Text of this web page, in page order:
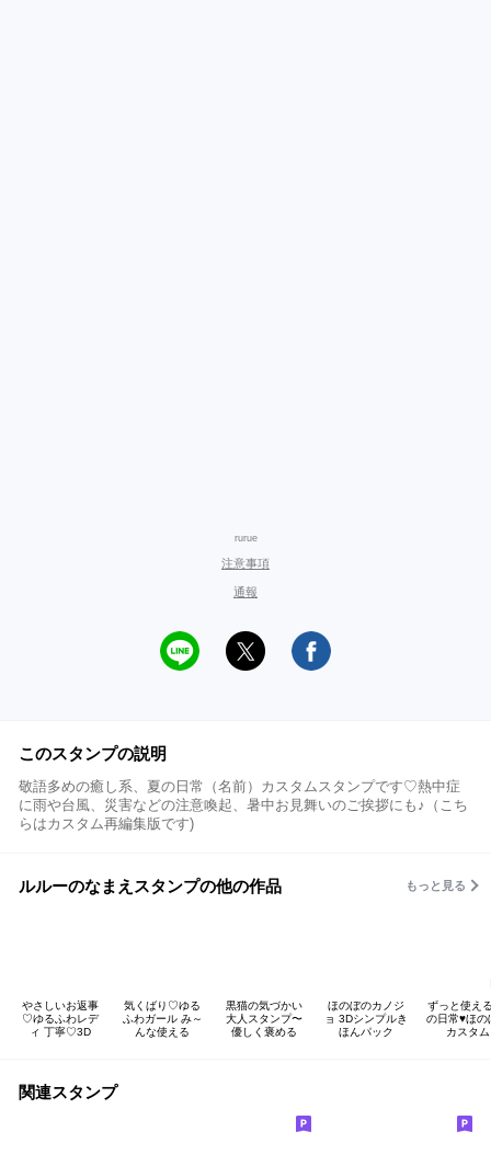
rurue
注意事項
通報
このスタンプの説明
敬語多めの癒し系、夏の日常（名前）カスタムスタンプです♡熱中症
に雨や台風、災害などの注意喚起、暑中お見舞いのご挨拶にも♪（こち
らはカスタム再編集版です)
ルルーのなまえスタンプの他の作品 もっと見る
やさしいお返事
♡ゆるふわレデ
ィ 丁寧♡3D
気くばり♡ゆる
ふわガール み～
んな使える
黒猫の気づかい
大人スタンプ〜
優しく褒める
ほのぼのカノジ
ョ 3Dシンプルき
ほんパック
ずっと使え
の日常♥ほの
カスタム
関連スタンプ